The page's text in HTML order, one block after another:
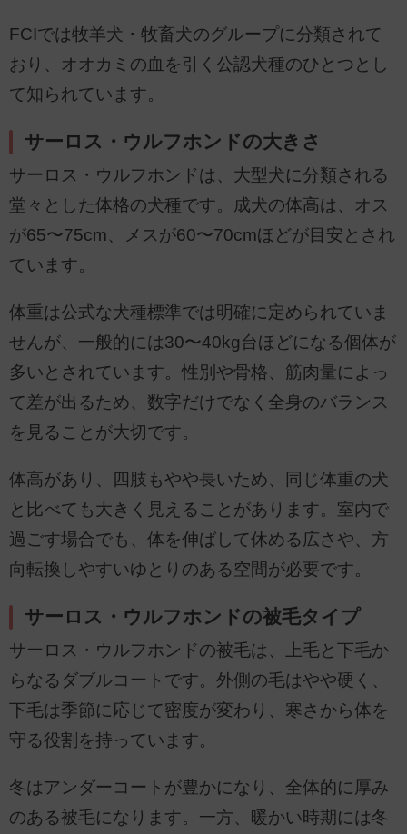
FCIでは牧羊犬・牧畜犬のグループに分類されて
おり、オオカミの血を引く公認犬種のひとつとし
て知られています。
サーロス・ウルフホンドの大きさ
サーロス・ウルフホンドは、大型犬に分類される
堂々とした体格の犬種です。成犬の体高は、オス
が65〜75cm、メスが60〜70cmほどが目安とされ
ています。
体重は公式な犬種標準では明確に定められていま
せんが、一般的には30〜40kg台ほどになる個体が
多いとされています。性別や骨格、筋肉量によっ
て差が出るため、数字だけでなく全身のバランス
を見ることが大切です。
体高があり、四肢もやや長いため、同じ体重の犬
と比べても大きく見えることがあります。室内で
過ごす場合でも、体を伸ばして休める広さや、方
向転換しやすいゆとりのある空間が必要です。
サーロス・ウルフホンドの被毛タイプ
サーロス・ウルフホンドの被毛は、上毛と下毛か
らなるダブルコートです。外側の毛はやや硬く、
下毛は季節に応じて密度が変わり、寒さから体を
守る役割を持っています。
冬はアンダーコートが豊かになり、全体的に厚み
のある被毛になります。一方、暖かい時期には冬